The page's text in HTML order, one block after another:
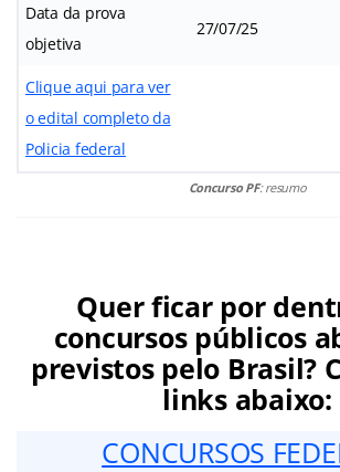
Data da prova
objetiva
27/07/25
Clique aqui para ver
o edital completo da
Policia federal
Concurso PF: resumo
Quer ficar por
concursos públicos
previstos pelo Brasil?
links abaixo:
CONCURSOS